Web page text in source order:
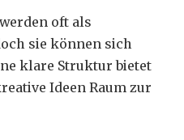
oft als
sie können sich
klare Struktur bietet
Ideen Raum zur